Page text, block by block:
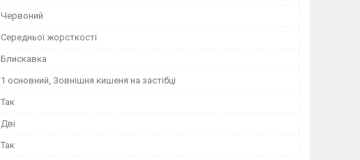
Червоний
Середньої жорсткості
Блискавка
1 основний, Зовнішня кишеня на застібці
Так
Дві
Так